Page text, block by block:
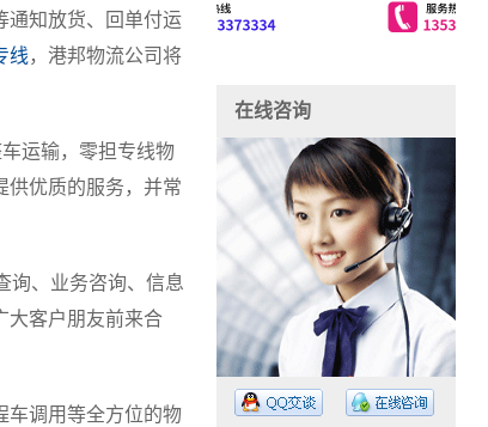
通知放货、回单付运
线 ，港邦物流公司将
运输，零担专线物
供优质的服务，并常
询、业务咨询、信息
大客户朋友前来合
车调用等全方位的物
在线咨询